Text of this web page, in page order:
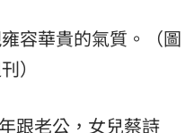
容華貴的氣質。（圖
）
跟老公， 女兒蔡詩